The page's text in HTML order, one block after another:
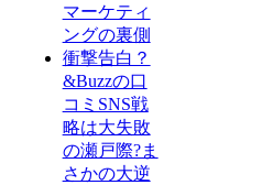
マーケティ
ングの裏側
衝撃告白？
&Buzzの口
コミSNS戦
略は大失敗
の瀬戸際?ま
さかの大逆